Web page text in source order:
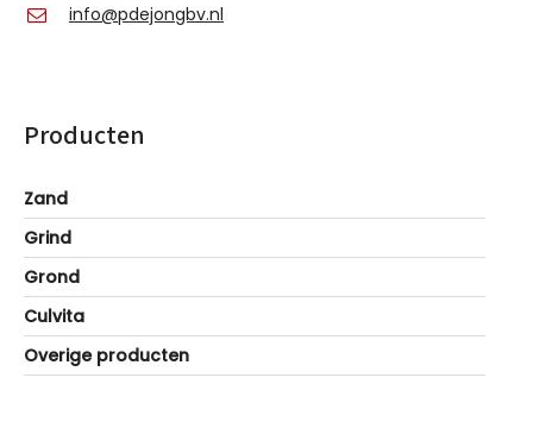
info@pdejongbv.nl
Producten
Zand
Grind
Grond
Culvita
Overige producten